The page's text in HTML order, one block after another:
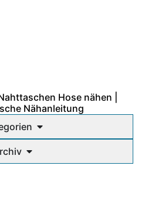
Hose nähen |
Nähanleitung